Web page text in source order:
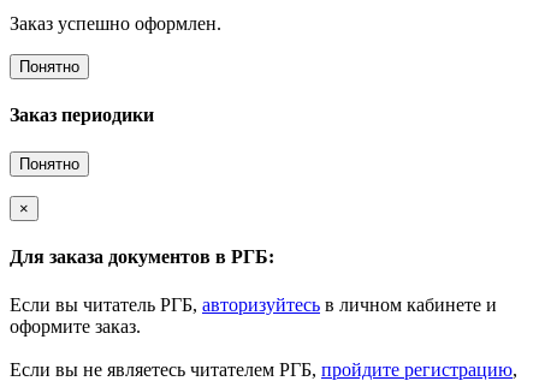
Заказ успешно оформлен.
Понятно
Заказ периодики
Понятно
×
Для заказа документов в РГБ:
Если вы читатель РГБ, авторизуйтесь в личном кабинете и
оформите заказ.
Если вы не являетесь читателем РГБ, пройдите регистрацию,